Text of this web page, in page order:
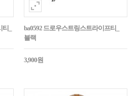
_
ba0592 드로우스트링스트라이프티_
블랙
3,900원